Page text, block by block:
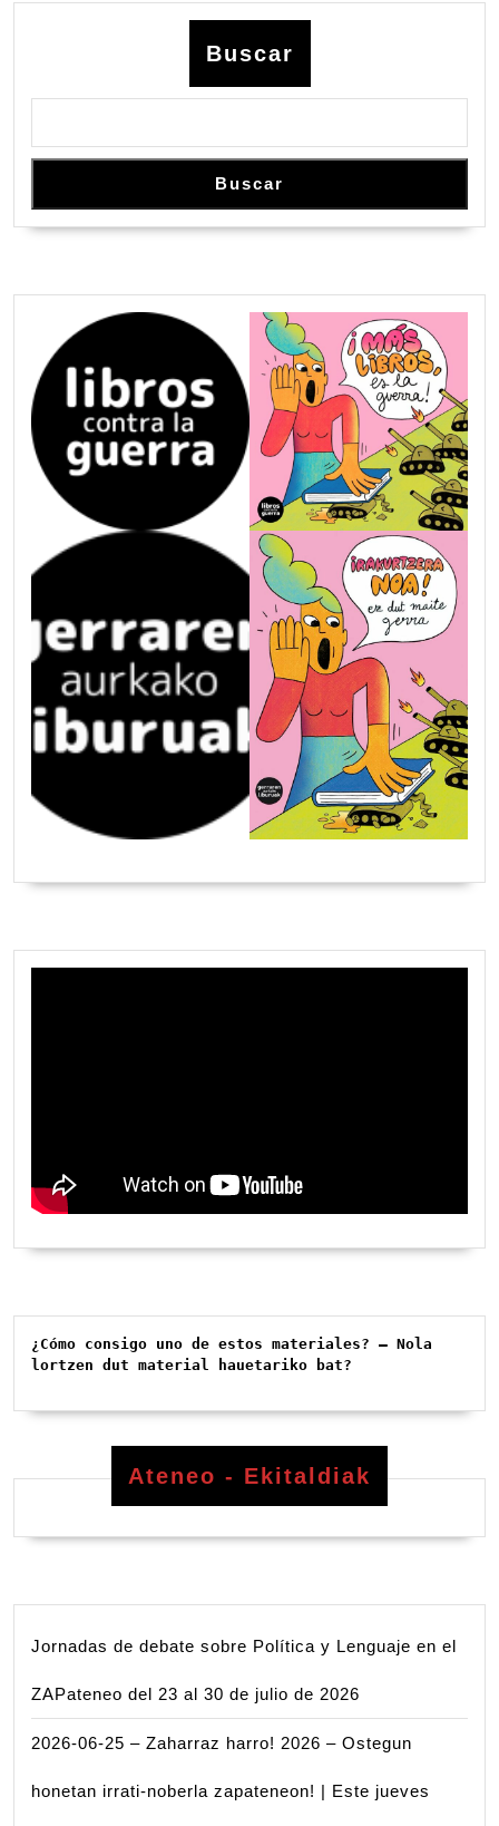
Buscar
Buscar
¿Cómo consigo uno de estos materiales? – Nola
lortzen dut material hauetariko bat?
Ateneo - Ekitaldiak
Jornadas de debate sobre Política y Lenguaje en el
ZAPateneo del 23 al 30 de julio de 2026
2026-06-25 – Zaharraz harro! 2026 – Ostegun
honetan irrati-noberla zapateneon! | Este jueves